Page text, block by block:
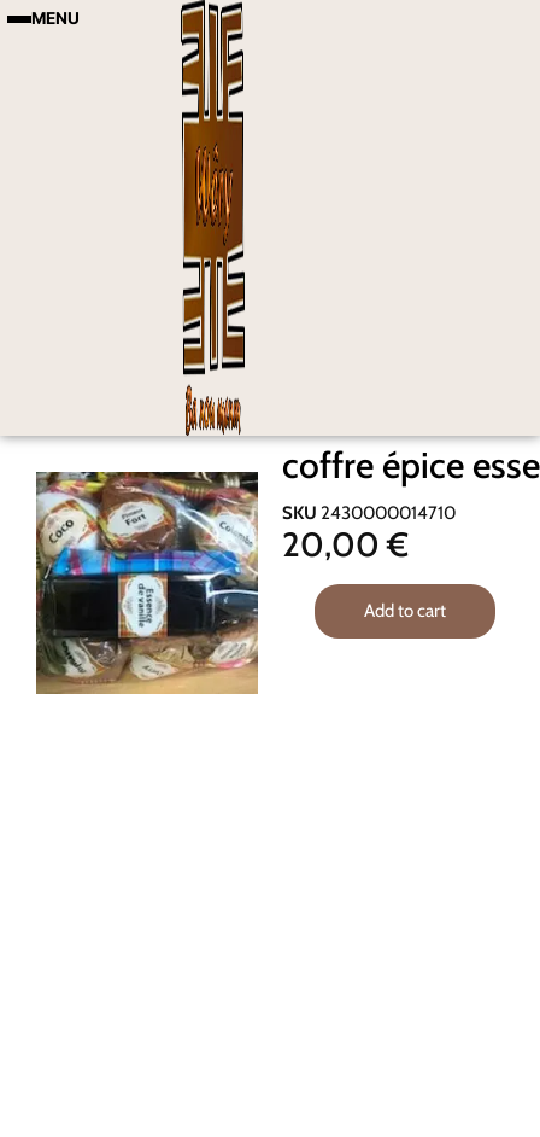
MENU
coffre épice
SKU 2430000014710
20,00€
Add to cart